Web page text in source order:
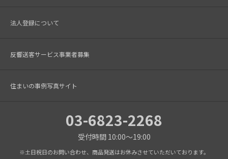
法人登録について
反響送客サービス事業者募集
住まいの事例写真サイト
03-6823-2268
受付時間 10:00～19:00
※土日祝日のお問い合わせ、商品発送はお休みさせていただいております。